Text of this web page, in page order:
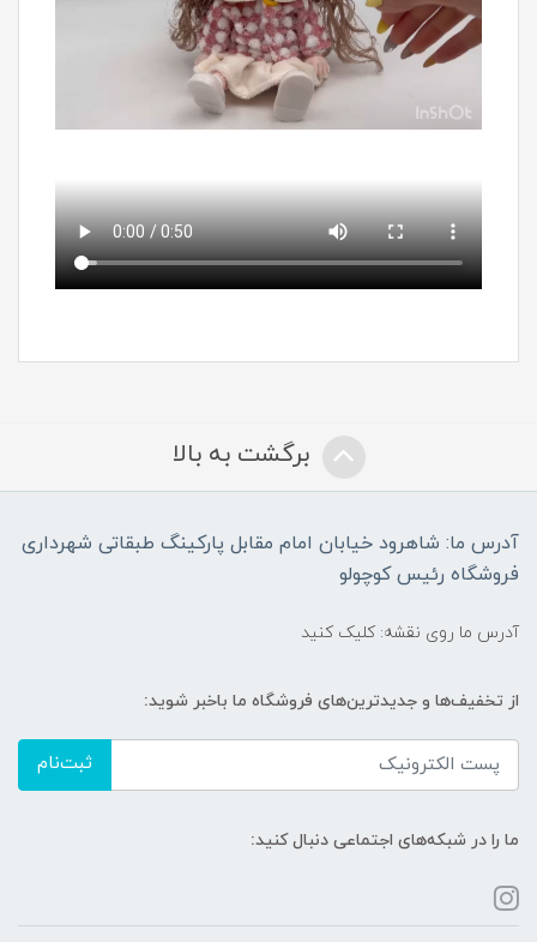
برگشت به بالا
آدرس ما: شاهرود خیابان امام مقابل پارکینگ طبقاتی شهرداری
فروشگاه رئیس کوچولو
آدرس ما روی نقشه: کلیک کنید
از تخفیف‌ها و جدیدترین‌های فروشگاه ما باخبر شوید:
ثبت‌نام
ما را در شبکه‌های اجتماعی دنبال کنید: